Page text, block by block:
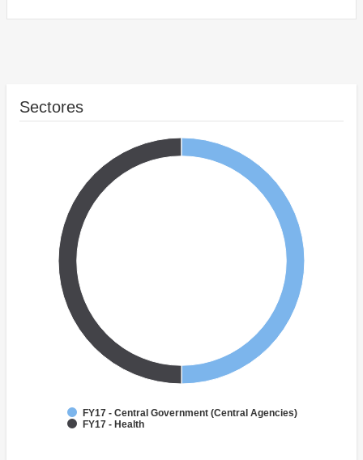
Sectores
FY17 - Central Government (Central Agencies)
FY17 - Health